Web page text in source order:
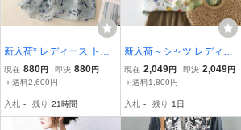
新入荷* レディース トッ
プス チュニック Vネック
花柄 綿麻 ゆったり 大き
め トップス*ブルー
現在 880円 即決 880円
＋送料2,600円
入札 - 残り 21時間
新入荷～シャツ レディー
ス カジュアル ゆったり
オーバーサイズ リネン 半
タン ポロ襟 トップス～
現在 2,049円 即決 2,049円
＋送料1,800円
入札 - 残り 1日